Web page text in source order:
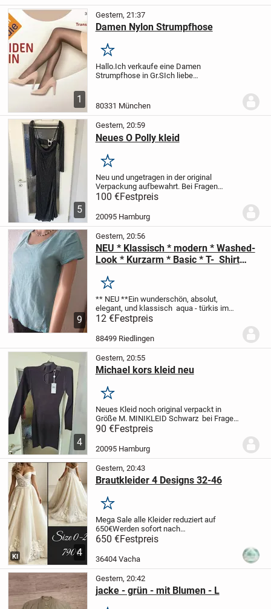
1
Gestern, 21:37
Damen Nylon Strumpfhose
Merken
Hallo.Ich verkaufe eine Damen
Strumpfhose in Gr.SIch liebe
jetzt einige verkaufen weil mein Schrank
80331 München
5
Gestern, 20:59
Neues O Polly kleid
Merken
Neu und ungetragen in der original
Verpackung aufbewahrt. Bei Fragen
schreibt mir gerne gegen Aufpreis ist der
Versand möglich.
100 €Festpreis
20095 Hamburg
9
Gestern, 20:56
NEU * Klassisch * modern * Washed-
Look * Kurzarm * Basic * T- Shirt
türkis *
Merken
** NEU **Ein wunderschön, absolut,
elegant, und klassisch aqua - türkis im
angesagten Washed- Look
Basic * T- SHIRT
** Größe 36- 38/ S
12 €Festpreis
88499 Riedlingen
4
Gestern, 20:55
Michael kors kleid neu
Merken
Neues Kleid noch original verpackt in
Größe M. MINIKLEID Schwarz bei Fragen
schreibt mir gerne Versand gegen
90 €Festpreis
20095 Hamburg
4
KI
Gestern, 20:43
Brautkleider 4 Designs 32-46
Merken
Mega Sale alle Kleider reduziert auf
650€Werden sofort nach
Zahlungseingang angefertigt!
PayPal oder Überweisung
möglichGr. 32,34,36,38,40,42,44,46
650 €Festpreis
36404 Vacha
Gestern, 20:42
jacke - grün - mit Blumen - L